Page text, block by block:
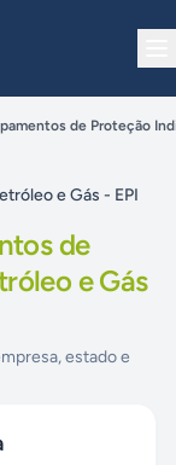
de Proteção
e Gás - EPI
de
e Gás
estado e